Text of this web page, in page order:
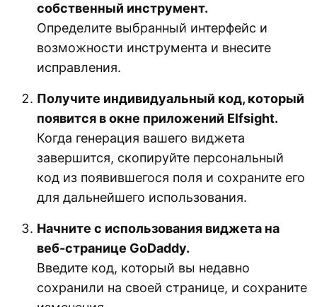
собственный инструмент.
Определите выбранный интерфейс и
возможности инструмента и внесите
исправления.
Получите индивидуальный код, который
появится в окне приложений Elfsight.
Когда генерация вашего виджета
завершится, скопируйте персональный
код из появившегося поля и сохраните его
для дальнейшего использования.
Начните с использования виджета на
веб-странице GoDaddy.
Введите код, который вы недавно
сохранили на своей странице, и сохраните